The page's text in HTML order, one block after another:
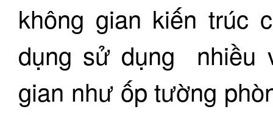
không gian kiến trúc
dụng sử dụng nhiều
gian như ốp tường